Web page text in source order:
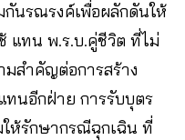
กันรณรงค์เพื่อผลักดันให้
แทน พ.ร.บ.คู่ชีวิต ที่ไม่
สำคัญต่อการสร้าง
ทนอีกฝ่าย การรับบุตร
ห้รักษากรณีฉุกเฉิน ที่